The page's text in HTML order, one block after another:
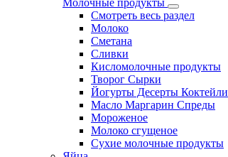
Молочные продукты
Смотреть весь раздел
Молоко
Сметана
Сливки
Кисломолочные продукты
Творог Сырки
Йогурты Десерты Коктейли
Масло Маргарин Спреды
Мороженое
Молоко сгущеное
Сухие молочные продукты